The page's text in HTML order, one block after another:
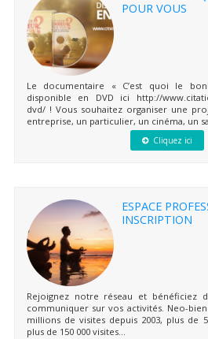
POUR VOUS
Le documentaire « C’est quoi le
disponible en DVD ici http://
dvd/ ! Vous souhaitez organiser une
entreprise, un particulier, un cinéma, un
Cliquez ici
ESPACE
INSCRIPTION
Rejoignez notre réseau et bénéficiez
communiquer sur vos activités. Neo-
millions de visites depuis 2003, plus de
plus de 150 000 visites...